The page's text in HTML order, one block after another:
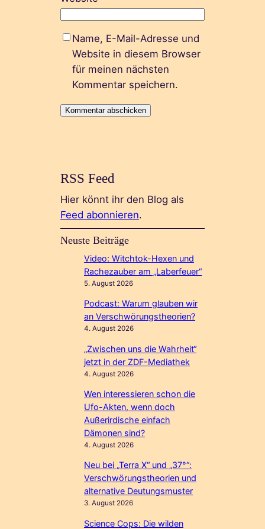
Name, E-Mail-Adresse und
Website in diesem Browser
für meinen nächsten
Kommentar speichern.
RSS Feed
Hier könnt ihr den Blog als
Feed abonnieren.
Neuste Beiträge
Video: Witchtok-Hexen und
Rachezauber am „Laberfeuer“
5. August 2026
Podcast: Warum glauben wir
an Verschwörungstheorien?
4. August 2026
„Zwischen uns die Wahrheit“
jetzt in der ZDF-Mediathek
4. August 2026
Wen interessieren schon die
Ufo-Akten, wenn doch
Außerirdische einfach
Dämonen sind?
4. August 2026
Neu bei „Terra X“ und „37°“:
Verschwörungstheorien und
alternative Deutungsmuster
3. August 2026
Science Cops: Die wilden